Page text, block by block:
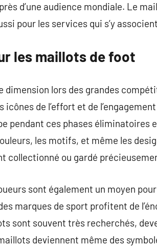
d’une audience mondiale. Le
pour les services qui s’y
les maillots de foot
lors des grandes
de l’effort et de
pendant ces phases éliminatoires
les motifs, et même les
collectionné ou gardé
sont également un moyen
marques de sport profitent de
sont souvent très recherchés,
deviennent même des